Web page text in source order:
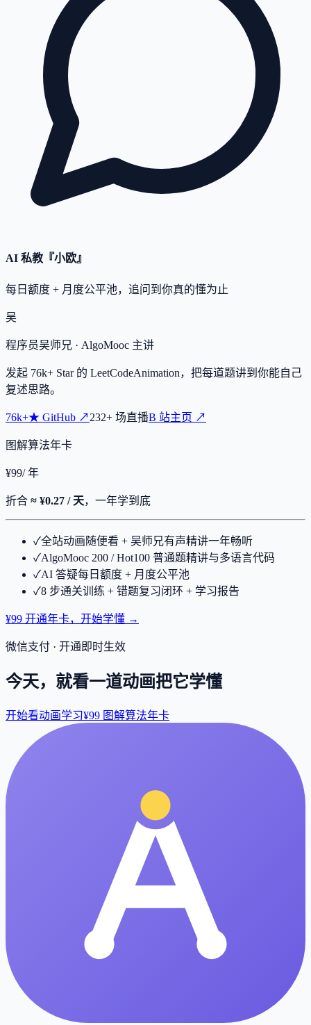
AI 私教『小欧』
每日额度 + 月度公平池，追问到你真的懂为止
吴
程序员吴师兄 · AlgoMooc 主讲
发起 76k+ Star 的 LeetCodeAnimation，把每道题讲到你能自己
复述思路。
76k+★ GitHub ↗232+ 场直播B 站主页 ↗
图解算法年卡
¥99/ 年
折合 ≈ ¥0.27 / 天，一年学到底
✓全站动画随便看 + 吴师兄有声精讲一年畅听
✓AlgoMooc 200 / Hot100 普通题精讲与多语言代码
✓AI 答疑每日额度 + 月度公平池
✓8 步通关训练 + 错题复习闭环 + 学习报告
¥99 开通年卡，开始学懂 →
微信支付 · 开通即时生效
今天，就看一道动画把它学懂
开始看动画学习¥99 图解算法年卡